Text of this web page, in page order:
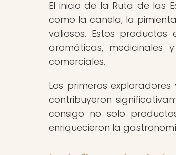
El inicio de la Ruta de las
como la canela, la
valiosos. Estos
aromáticas,
comerciales.
Los primeros
contribuyeron
consigo no solo
enriquecieron la